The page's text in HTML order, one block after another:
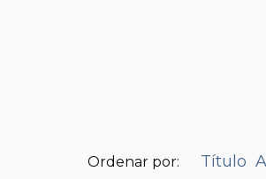
Ordenar por: Título